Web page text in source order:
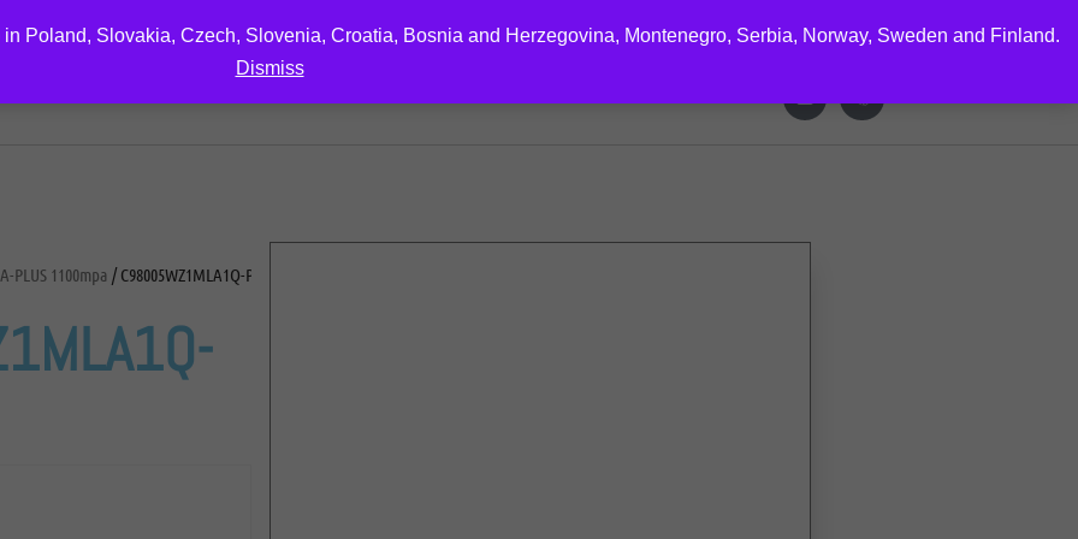
Poland, Slovakia, Czech, Slovenia, Croatia, Bosnia and Herzegovina, Montenegro, Serbia, Norway, Sweden and Finland.
Dismiss
DOWNLOAD
PLUS 1100mpa / C98005WZ1MLA1Q-PLUS